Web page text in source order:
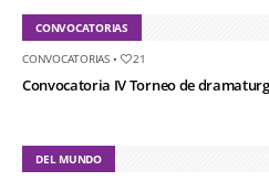
CONVOCATORIAS
CONVOCATORIAS• 21
Convocatoria IV Torneo de
DEL MUNDO